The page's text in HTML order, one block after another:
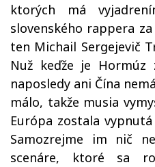
ktorých má
slovenského rappera
ten Michail Sergejevič
Nuž keďže je Hormúz
naposledy ani Čína
málo, takže musia
Európa zostala
Samozrejme im nič
scenáre, ktoré sa